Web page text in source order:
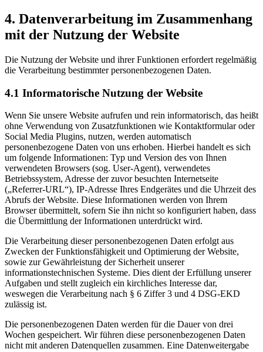
4. Datenverarbeitung im Zusammenhang
mit der Nutzung der Website
Die Nutzung der Website und ihrer Funktionen erfordert regelmäßig
die Verarbeitung bestimmter personenbezogenen Daten.
4.1 Informatorische Nutzung der Website
Wenn Sie unsere Website aufrufen und rein informatorisch, das heißt
ohne Verwendung von Zusatzfunktionen wie Kontaktformular oder
Social Media Plugins, nutzen, werden automatisch
personenbezogene Daten von uns erhoben. Hierbei handelt es sich
um folgende Informationen: Typ und Version des von Ihnen
verwendeten Browsers (sog. User-Agent), verwendetes
Betriebssystem, Adresse der zuvor besuchten Internetseite
(„Referrer-URL“), IP-Adresse Ihres Endgerätes und die Uhrzeit des
Abrufs der Website. Diese Informationen werden von Ihrem
Browser übermittelt, sofern Sie ihn nicht so konfiguriert haben, dass
die Übermittlung der Informationen unterdrückt wird.
Die Verarbeitung dieser personenbezogenen Daten erfolgt aus
Zwecken der Funktionsfähigkeit und Optimierung der Website,
sowie zur Gewährleistung der Sicherheit unserer
informationstechnischen Systeme. Dies dient der Erfüllung unserer
Aufgaben und stellt zugleich ein kirchliches Interesse dar,
weswegen die Verarbeitung nach § 6 Ziffer 3 und 4 DSG-EKD
zulässig ist.
Die personenbezogenen Daten werden für die Dauer von drei
Wochen gespeichert. Wir führen diese personenbezogenen Daten
nicht mit anderen Datenquellen zusammen. Eine Datenweitergabe